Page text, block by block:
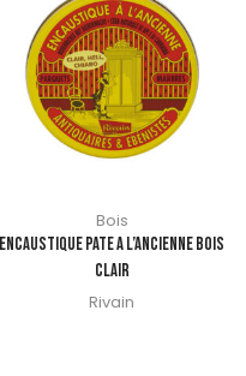
Bois
ENCAUSTIQUE PATE A L’ANCIENNE BOIS
CLAIR
Rivain